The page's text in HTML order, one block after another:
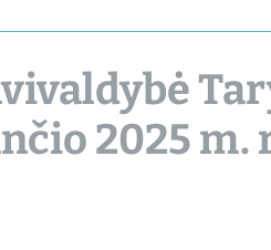
2025 m.